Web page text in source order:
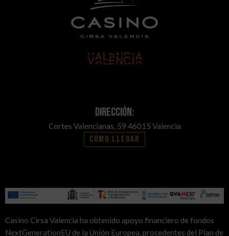
Dirección:
Cortes Valencianas, 59 46015 Valencia
Cómo llegar
Casino Cirsa Valencia ha obtenido apoyo financiero de fondos
NextGenerationEU de la Unión Europea, procedentes del Plan de